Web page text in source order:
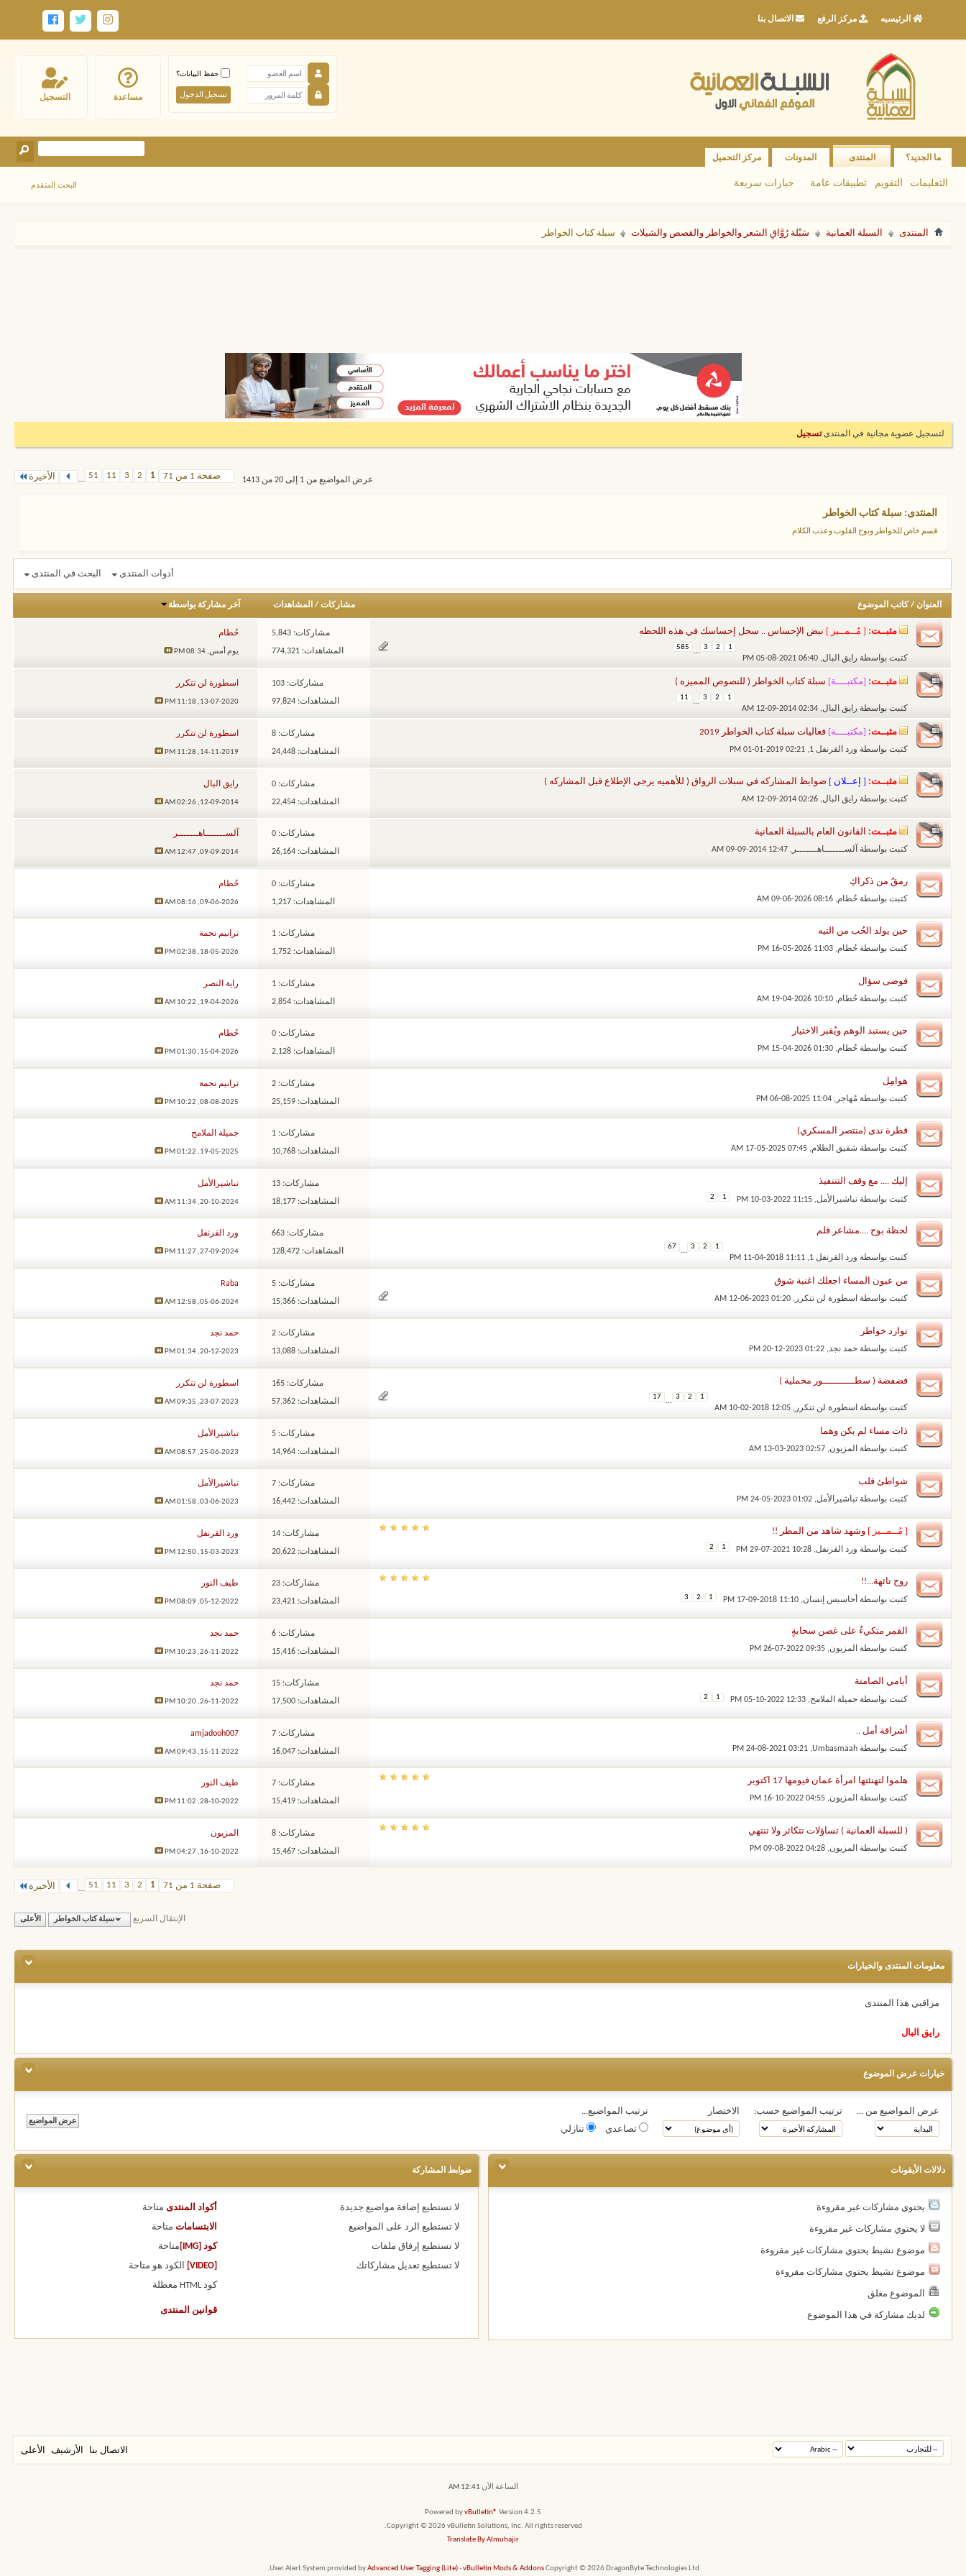
الرئيسيه مركز الرفع الاتصال بنا
التسجيل مساعدة
حفظ البيانات؟
ما الجديد؟ المنتدى
التعليمات التقويم تطبيقات عامة خيارات سريعة
المدونات مركز التحميل
البحث المتقدم
المنتدى السبلة العمانية سَبْلة رُوَّاقِ الشعر والخواطر والقصص والشيلات سبلة كتاب الخواطر
لتسجيل عضوية مجانية في المنتدىتسجيل
صفحة 1 من 71 1
2
3
11
51
... الأخيرة عرض المواضيع من 1 إلى 20 من 1413
المنتدى: سبلة كتاب الخواطر
قسم خاص للخواطر وبوح القلوب وعذب الكلام
أدوات المنتدى البحث في المنتدى
العنوان / كاتب الموضوع مشاركات/ المشاهدات آخر مشاركة بواسطة
مثبــت: [ مُــمــيز ] نبض الإحساس .. سجل إحساسك في هذه اللحظه
كتبت بواسطة رايق البال‏, 05-08-2021 06:40 PM
1
2
3
...
585
مشاركات: 5,843
المشاهدات: 774,321
حُطام
يوم أمس,08:34 PM
مثبــت: [مكتبــــة] سبلة كتاب الخواطر ( للنصوص المميزه )
كتبت بواسطة رايق البال‏, 12-09-2014 02:34 AM
1
2
3
...
11
مشاركات: 103
المشاهدات: 97,824
اسطورة لن تتكرر
13-07-2020,
11:18 PM
مثبــت: [مكتبــــة] فعاليات سبلة كتاب الخواطر 2019
كتبت بواسطة ورد القرنفل 1 ‏, 01-01-2019 02:21 PM
مشاركات: 8
المشاهدات: 24,448
اسطورة لن تتكرر
14-11-2019,
11:28 PM
مثبــت: [ إعــلان ] ضوابط المشاركه في سبلات الرواق ( للأهميه يرجى الإطلاع قبل المشاركه )
كتبت بواسطة رايق البال‏, 12-09-2014 02:26 AM
مشاركات: 0
المشاهدات: 22,454
رايق البال
12-09-2014,
02:26 AM
مثبــت: القانون العام بالسبلة العمانية
كتبت بواسطة آلســـــــاهـــــــر ‏, 09-09-2014 12:47 AM
مشاركات: 0
المشاهدات: 26,164
آلســـــــاهـــــــر
09-09-2014,
12:47 AM
رمقٌ من ذكراكِ
كتبت بواسطة حُطام‏, 09-06-2026 08:16 AM
مشاركات: 0
المشاهدات: 1,217
حُطام
09-06-2026,
08:16 AM
حين يولد الحُب من التيه
كتبت بواسطة حُطام‏, 16-05-2026 11:03 PM
مشاركات: 1
المشاهدات: 1,752
ترانيم نجمة
18-05-2026,
02:38 PM
فوضى سؤال
كتبت بواسطة حُطام‏, 19-04-2026 10:10 AM
مشاركات: 1
المشاهدات: 2,854
راية النصر
19-04-2026,
10:22 AM
حين يستبد الوهم ويُقبر الاختيار
كتبت بواسطة حُطام‏, 15-04-2026 01:30 PM
مشاركات: 0
المشاهدات: 2,128
حُطام
15-04-2026,
01:30 PM
هوامِل
كتبت بواسطة مُهاجر ‏, 06-08-2025 11:04 PM
مشاركات: 2
المشاهدات: 25,159
ترانيم نجمة
08-08-2025,
10:22 PM
قطرة ندى (منتصر المسكري)
كتبت بواسطة شقيق الظلام‏, 17-05-2025 07:45 AM
مشاركات: 1
المشاهدات: 10,768
جميلة الملامح
19-05-2025,
01:22 PM
إليك .... مع وقف التننفيذ
كتبت بواسطة تباشيرالأمل‏, 10-03-2022 11:15 PM
1
2
مشاركات: 13
المشاهدات: 18,177
تباشيرالأمل
20-10-2024,
11:34 AM
لحظة بوح ....مشاعر قلم
كتبت بواسطة ورد القرنفل 1 ‏, 11-04-2018 11:11 PM
1
2
3
...
67
مشاركات: 663
المشاهدات: 128,472
ورد القرنفل
27-09-2024,
11:27 PM
من عيون المساء اجعلك اغنية شوق
كتبت بواسطة اسطورة لن تتكرر ‏, 12-06-2023 01:20 AM
مشاركات: 5
المشاهدات: 15,366
Raba
05-06-2024,
12:58 AM
توارد خواطر
كتبت بواسطة حمد نجد‏, 20-12-2023 01:22 PM
مشاركات: 2
المشاهدات: 13,088
حمد نجد
20-12-2023,
01:34 PM
فضفضة ( سطـــــــــــور مخملية )
كتبت بواسطة اسطورة لن تتكرر ‏, 10-02-2018 12:05 AM
1
2
3
...
17
مشاركات: 165
المشاهدات: 57,362
اسطورة لن تتكرر
23-07-2023,
09:35 AM
ذات مساء لم يكن وهما
كتبت بواسطة المزيون‏, 13-03-2023 02:57 AM
مشاركات: 5
المشاهدات: 14,964
تباشيرالأمل
25-06-2023,
08:57 AM
شواطئ قلب
كتبت بواسطة تباشيرالأمل‏, 24-05-2023 01:02 PM
مشاركات: 7
المشاهدات: 16,442
تباشيرالأمل
03-06-2023,
01:58 AM
[ مُــمــيز ] وشهد شاهد من المطر !!
كتبت بواسطة ورد القرنفل‏, 29-07-2021 10:28 PM
1
2
مشاركات: 14
المشاهدات: 20,622
ورد القرنفل
15-03-2023,
12:50 PM
روح تائهة...!!
كتبت بواسطة أحاسيس إنسان‏, 17-09-2018 11:10 PM
1
2
3
مشاركات: 23
المشاهدات: 23,421
طيف النور
05-12-2022,
08:09 PM
القمر متكيءٌ على غصن سحابةٍ
كتبت بواسطة المزيون‏, 26-07-2022 09:35 PM
مشاركات: 6
المشاهدات: 15,416
حمد نجد
26-11-2022,
10:23 PM
أيامي الصامتة
كتبت بواسطة جميلة الملامح‏, 05-10-2022 12:33 PM
1
2
مشاركات: 15
المشاهدات: 17,500
حمد نجد
26-11-2022,
10:20 PM
أشراقة أمل ..
كتبت بواسطة Umbasmaah
‏, 24-08-2021 03:21 PM
مشاركات: 7
المشاهدات: 16,047
amjadooh007
15-11-2022,
09:43 AM
هلموا لتهنئتها امرأة عمان فيومها 17 اكتوبر
كتبت بواسطة المزيون‏, 16-10-2022 04:55 PM
مشاركات: 7
المشاهدات: 15,419
طيف النور
28-10-2022,
11:02 PM
( للسبلة العمانية ) تساؤلات تتكاثر ولا تنتهي
كتبت بواسطة المزيون‏, 09-08-2022 04:28 PM
مشاركات: 8
المشاهدات: 15,467
المزيون
16-10-2022,
04:27 PM
صفحة 1 من 71 1
2
3
11
51
... الأخيرة
الإنتقال السريع سبلة كتاب الخواطر الأعلى
معلومات المنتدى والخيارات
مراقبي هذا المنتدى
رايق البال
خيارات عرض الموضوع
عرض المواضيع من ... ترتيب المواضيع حسب: الاختصار
ترتيب المواضيع...
تصاعدي
تنازلي
دلالات الأيقونات
يحتوي مشاركات غير مقروءة
لا يحتوي مشاركات غير مقروءة
موضوع نشيط يحتوي مشاركات غير مقروءة
موضوع نشيط يحتوي مشاركات مقروءة
الموضوع مغلق
لديك مشاركة في هذا الموضوع
ضوابط المشاركة
لا تستطيع إضافة مواضيع جديدة
لا تستطيع الرد على المواضيع
لا تستطيع إرفاق ملفات
لا تستطيع تعديل مشاركاتك
أكواد المنتدى متاحة
الابتسامات متاحة
كود [IMG] متاحة
الكود هو متاحة
كود HTML معطلة
قوانين المنتدى
الاتصال بنا الأرشيف الأعلى
الساعة الآن 12:41 AM
Powered byvBulletin® Version 4.2.5
Copyright © 2026 vBulletin Solutions, Inc. All rights reserved.
Translate By Almuhajir
User Alert System provided byAdvanced User Tagging (Lite)-vBulletin Mods & AddonsCopyright © 2026 DragonByte Technologies Ltd.